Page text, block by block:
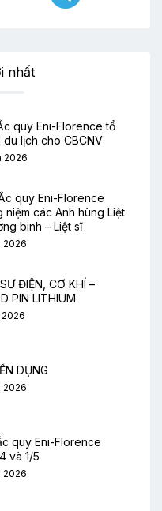
nhất
quy Eni-Florence tổ
lịch cho CBCNV
2026
quy Eni-Florence
các Anh hùng Liệt
binh – Liệt sĩ
2026
ĐIỆN, CƠ KHÍ –
PIN LITHIUM
DỤNG
2026
quy Eni-Florence
và 1/5
2026